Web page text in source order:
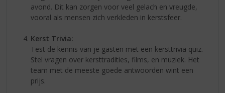
avond. Dit kan zorgen voor veel gelach en vreugde,
vooral als mensen zich verkleden in kerstsfeer.
Kerst Trivia:
Test de kennis van je gasten met een kersttrivia quiz.
Stel vragen over kersttradities, films, en muziek. Het
team met de meeste goede antwoorden wint een
prijs.